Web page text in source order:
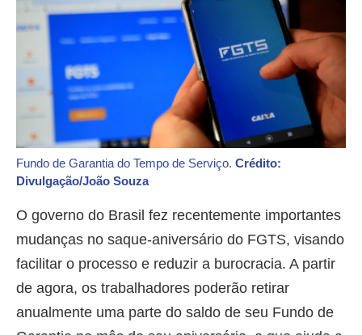
Fundo de Garantia do Tempo de Serviço. Crédito:
Divulgação/João Souza
O governo do Brasil fez recentemente importantes
mudanças no saque-aniversário do FGTS, visando
facilitar o processo e reduzir a burocracia. A partir
de agora, os trabalhadores poderão retirar
anualmente uma parte do saldo de seu Fundo de